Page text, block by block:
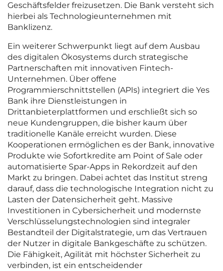
Geschäftsfelder freizusetzen. Die Bank versteht sich
hierbei als Technologieunternehmen mit
Banklizenz.
Ein weiterer Schwerpunkt liegt auf dem Ausbau
des digitalen Ökosystems durch strategische
Partnerschaften mit innovativen Fintech-
Unternehmen. Über offene
Programmierschnittstellen (APIs) integriert die Yes
Bank ihre Dienstleistungen in
Drittanbieterplattformen und erschließt sich so
neue Kundengruppen, die bisher kaum über
traditionelle Kanäle erreicht wurden. Diese
Kooperationen ermöglichen es der Bank, innovative
Produkte wie Sofortkredite am Point of Sale oder
automatisierte Spar-Apps in Rekordzeit auf den
Markt zu bringen. Dabei achtet das Institut streng
darauf, dass die technologische Integration nicht zu
Lasten der Datensicherheit geht. Massive
Investitionen in Cybersicherheit und modernste
Verschlüsselungstechnologien sind integraler
Bestandteil der Digitalstrategie, um das Vertrauen
der Nutzer in digitale Bankgeschäfte zu schützen.
Die Fähigkeit, Agilität mit höchster Sicherheit zu
verbinden, ist ein entscheidender